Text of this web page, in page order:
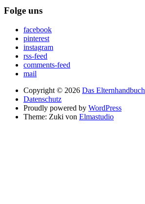
Folge uns
facebook
pinterest
instagram
rss-feed
comments-feed
mail
Copyright © 2026 Das Elternhandbuch
Datenschutz
Proudly powered by WordPress
Theme: Zuki von Elmastudio